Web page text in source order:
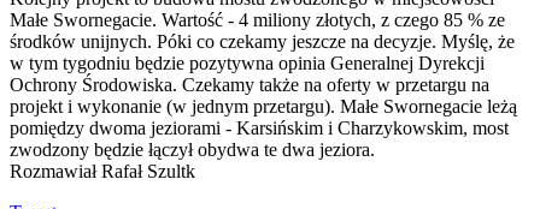
Małe Swornegacie. Wartość - 4 miliony złotych, z czego 85 % ze
środków unijnych. Póki co czekamy jeszcze na decyzje. Myślę, że
w tym tygodniu będzie pozytywna opinia Generalnej Dyrekcji
Ochrony Środowiska. Czekamy także na oferty w przetargu na
projekt i wykonanie (w jednym przetargu). Małe Swornegacie leżą
pomiędzy dwoma jeziorami - Karsińskim i Charzykowskim, most
zwodzony będzie łączył obydwa te dwa jeziora.
Rozmawiał Rafał Szultk